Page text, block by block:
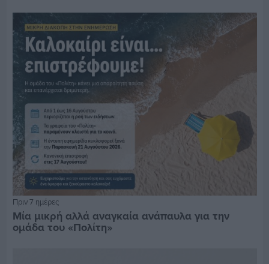
Πριν 7 ημέρες
Μία μικρή αλλά αναγκαία ανάπαυλα για την
ομάδα του «Πολίτη»